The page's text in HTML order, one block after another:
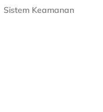
Sistem Keamanan